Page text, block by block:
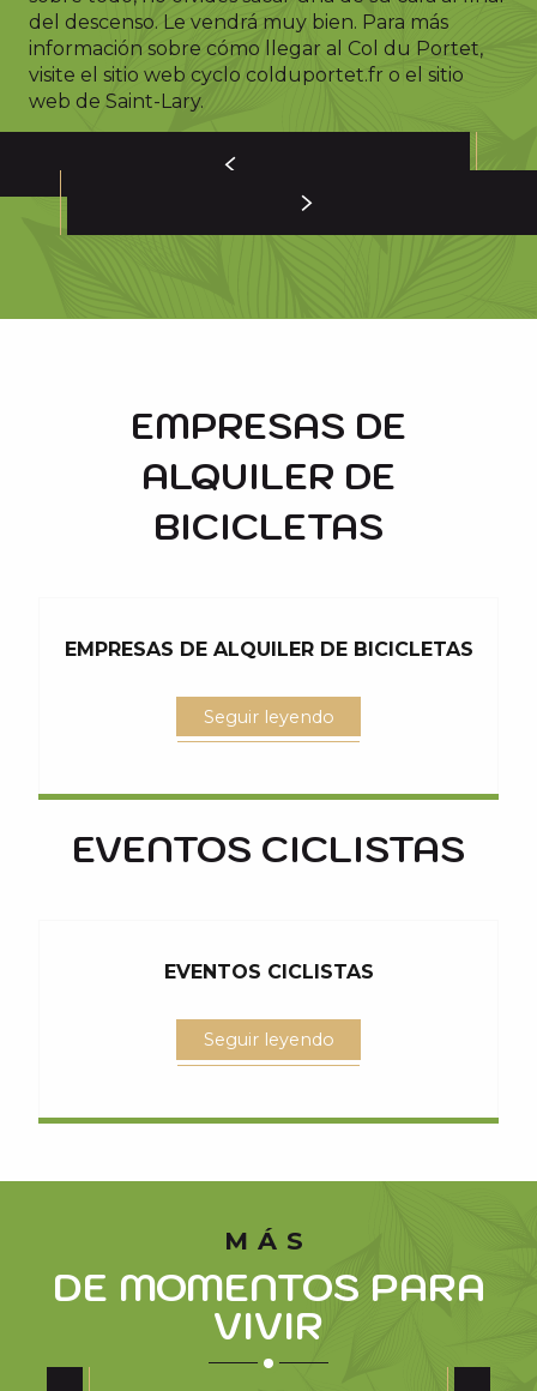
del descenso. Le vendrá muy bien. Para más
información sobre cómo llegar al Col du Portet,
visite el sitio web cyclo colduportet.fr o el sitio
web de Saint-Lary.
EMPRESAS DE
ALQUILER DE
BICICLETAS
EMPRESAS DE ALQUILER DE BICICLETAS
Seguir leyendo
EVENTOS CICLISTAS
EVENTOS CICLISTAS
Seguir leyendo
MÁS
DE MOMENTOS PARA
VIVIR